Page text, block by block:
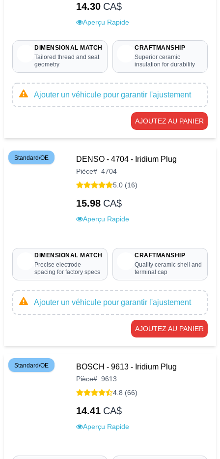
14.30 CA$
Aperçu Rapide
DIMENSIONAL MATCH
Tailored thread and seat
geometry
CRAFTMANSHIP
Superior ceramic
insulation for durability
Ajouter un véhicule pour garantir l'ajustement
AJOUTEZ AU PANIER
Standard/OE DENSO - 4704 - Iridium Plug
Pièce# 4704
5.0 (16)
15.98 CA$
Aperçu Rapide
DIMENSIONAL MATCH
Precise electrode
spacing for factory specs
CRAFTMANSHIP
Quality ceramic shell and
terminal cap
Ajouter un véhicule pour garantir l'ajustement
AJOUTEZ AU PANIER
Standard/OE BOSCH - 9613 - Iridium Plug
Pièce# 9613
4.8 (66)
14.41 CA$
Aperçu Rapide